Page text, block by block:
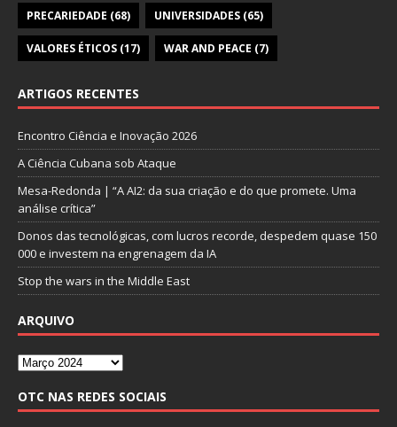
PRECARIEDADE (68) UNIVERSIDADES (65)
VALORES ÉTICOS (17) WAR AND PEACE (7)
ARTIGOS RECENTES
Encontro Ciência e Inovação 2026
A Ciência Cubana sob Ataque
Mesa-Redonda | “A AI2: da sua criação e do que promete. Uma
análise crítica”
Donos das tecnológicas, com lucros recorde, despedem quase 150
000 e investem na engrenagem da IA
Stop the wars in the Middle East
ARQUIVO
OTC NAS REDES SOCIAIS